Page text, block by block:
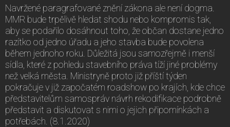
Navržené paragrafované znění zákona ale není dogma.
MMR bude trpělivě hledat shodu nebo kompromis tak,
aby se podařilo dosáhnout toho, že občan dostane jedno
razítko od jedno úřadu a jeho stavba bude povolena
během jednoho roku. Důležitá jsou samozřejmě i menší
sídla, které z pohledu stavebního práva tíží jiné problémy
než velká města. Ministryně proto již příští týden
pokračuje v již započatém roadshow po krajích, kde chce
představitelům samospráv návrh rekodifikace podrobně
představit a diskutovat s nimi o jejich připomínkách a
potřebách. (8.1.2020)